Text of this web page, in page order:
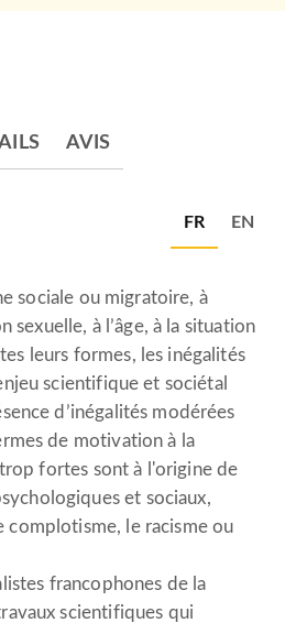
AVIS
FR EN
sociale ou migratoire, à
sexuelle, à l’âge, à la situation
leurs formes, les inégalités
scientifique et sociétal
d’inégalités modérées
de motivation à la
fortes sont à l'origine de
et sociaux,
complotisme, le racisme ou
francophones de la
scientifiques qui